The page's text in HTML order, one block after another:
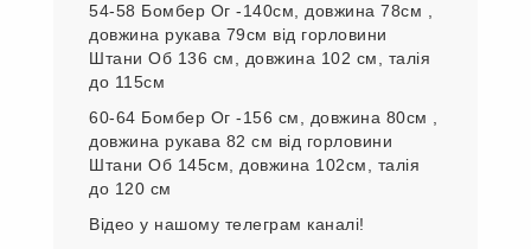
54-58 Бомбер Ог -140см, довжина 78см ,
довжина рукава 79см від горловини
Штани Об 136 см, довжина 102 см, талія
до 115см
60-64 Бомбер Ог -156 см, довжина 80см ,
довжина рукава 82 см від горловини
Штани Об 145см, довжина 102см, талія
до 120 см
Відео у нашому телеграм каналі!